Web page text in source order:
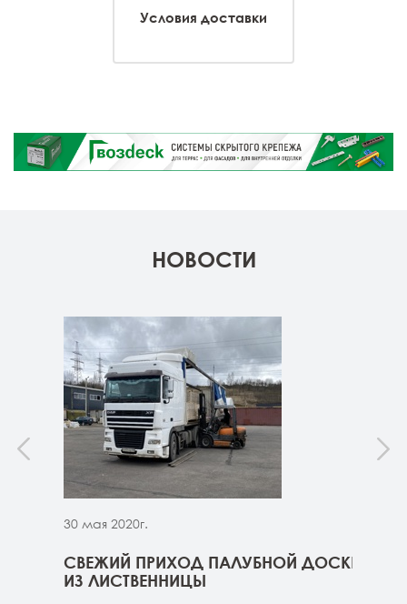
Условия доставки
НОВОСТИ
30 мая 2020г.
СВЕЖИЙ ПРИХОД ПАЛУБНОЙ ДОСКИ
ИЗ ЛИСТВЕННИЦЫ